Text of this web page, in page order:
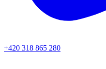
+420 318 865 280